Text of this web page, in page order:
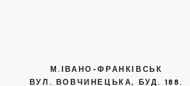
М.ІВАНО-ФРАНКІВСЬК
ВУЛ. ВОВЧИНЕЦЬКА, БУД. 188.